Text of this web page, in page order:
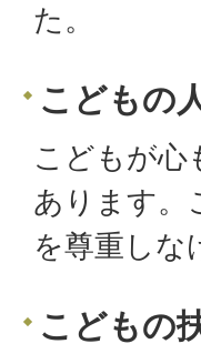
た。
こどもの
こどもが心
あります。
を尊重しな
こどもの